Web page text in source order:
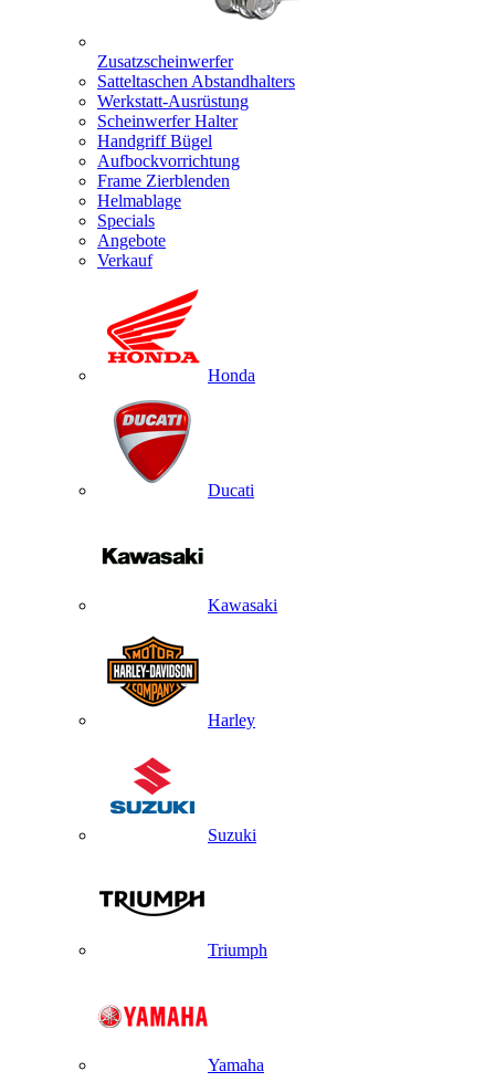
Zusatzscheinwerfer
Satteltaschen Abstandhalters
Werkstatt-Ausrüstung
Scheinwerfer Halter
Handgriff Bügel
Aufbockvorrichtung
Frame Zierblenden
Helmablage
Specials
Angebote
Verkauf
Honda
Ducati
Kawasaki
Harley
Suzuki
Triumph
Yamaha